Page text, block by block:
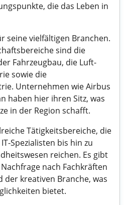
die das Leben in
seine vielfältigen Branchen.
sind die
Fahrzeugbau, die Luft-
sowie die
Unternehmen wie Airbus
haben hier ihren Sitz, was
in der Region schafft.
Tätigkeitsbereiche, die
Spezialisten bis hin zu
reichen. Es gibt
nach Fachkräften
der kreativen Branche, was
bietet.